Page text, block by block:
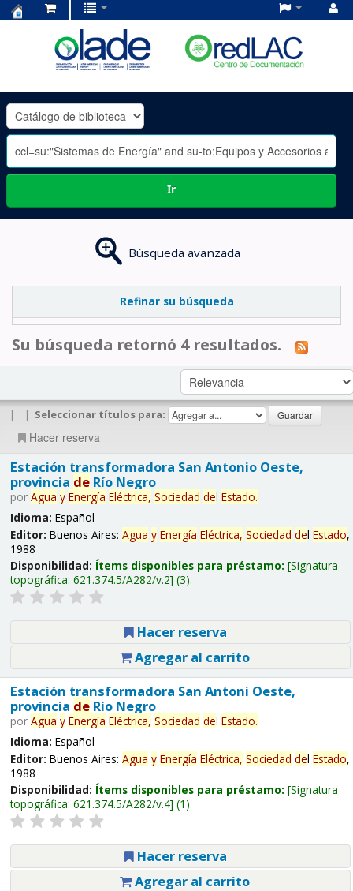
OLADE
-
Ir
Búsqueda avanzada
Refinar su búsqueda
Su búsqueda retornó 4 resultados.
| | Seleccionar títulos para:
Hacer reserva
Estación transformadora San Antonio Oeste,
provincia deRío Negro
por Agua y Energía Eléctrica, Sociedad del Estado.
Idioma: Español
Editor: Buenos Aires: Agua y Energía Eléctrica, Sociedad del Estado,
1988
Disponibilidad: Ítems disponibles para préstamo: Signatura
topográfica: 621.374.5/A282/v.2 (3).
Hacer reserva
Agregar al carrito
Estación transformadora San Antoni Oeste,
provincia deRío Negro
por Agua y Energía Eléctrica, Sociedad del Estado.
Idioma: Español
Editor: Buenos Aires: Agua y Energía Eléctrica, Sociedad del Estado,
1988
Disponibilidad: Ítems disponibles para préstamo: Signatura
topográfica: 621.374.5/A282/v.4 (1).
Hacer reserva
Agregar al carrito